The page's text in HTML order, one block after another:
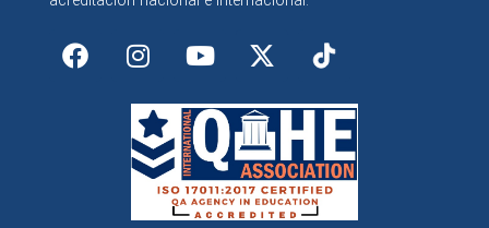
F
a
I
n
t
a
g
Y
o
t
u
b
e
X
-
w
i
t
t